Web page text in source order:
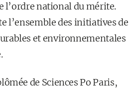
l’ordre national du mérite.
l’ensemble des initiatives de
et environnementales
de Sciences Po Paris,